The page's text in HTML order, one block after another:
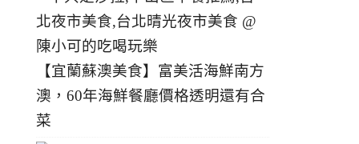
【宜蘭蘇澳美食】富美活海鮮南方
澳，60年海鮮餐廳價格透明還有合
菜